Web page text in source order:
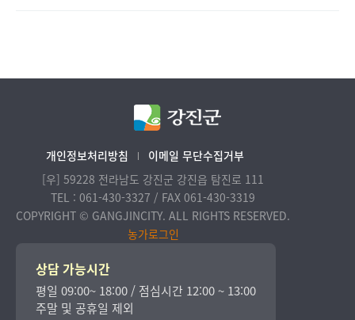
개인정보처리방침
이메일 무단수집거부
[우] 59228 전라남도 강진군 강진읍 탐진로 111
TEL : 061-430-3327 / FAX 061-430-3319
COPYRIGHT © GANGJINCITY. ALL RIGHTS RESERVED.
농가로그인
상담 가능시간
평일 09:00~ 18:00 / 점심시간 12:00 ~ 13:00
주말 및 공휴일 제외